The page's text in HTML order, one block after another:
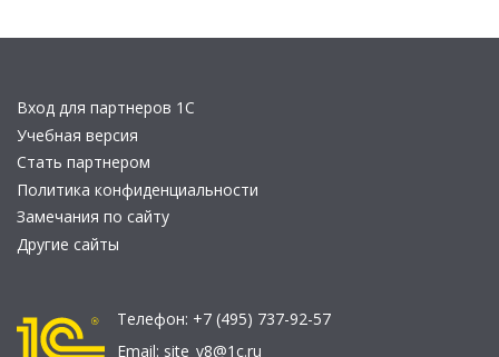
Вход для партнеров 1С
Учебная версия
Стать партнером
Политика конфиденциальности
Замечания по сайту
Другие сайты
Телефон: +7 (495) 737-92-57
Email: site_v8@1c.ru